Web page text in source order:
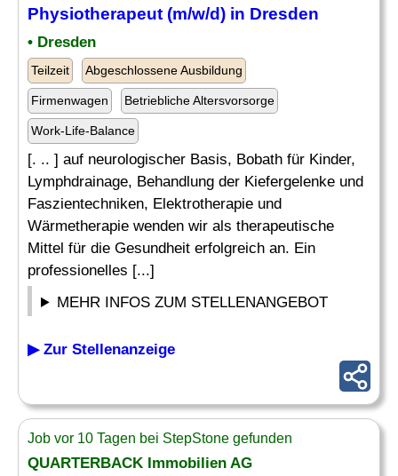
Physiotherapeut (m/w/d) in Dresden
• Dresden
Teilzeit Abgeschlossene Ausbildung
Firmenwagen Betriebliche Altersvorsorge
Work-Life-Balance
[. .. ] auf neurologischer Basis, Bobath für Kinder,
Lymphdrainage, Behandlung der Kiefergelenke und
Faszientechniken, Elektrotherapie und
Wärmetherapie wenden wir als therapeutische
Mittel für die Gesundheit erfolgreich an. Ein
professionelles [...]
MEHR INFOS ZUM STELLENANGEBOT
▶ Zur Stellenanzeige
Job vor 10 Tagen bei StepStone gefunden
QUARTERBACK Immobilien AG